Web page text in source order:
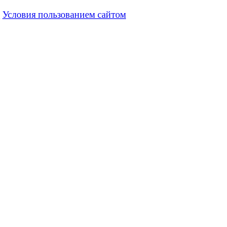
Условия пользованием сайтом